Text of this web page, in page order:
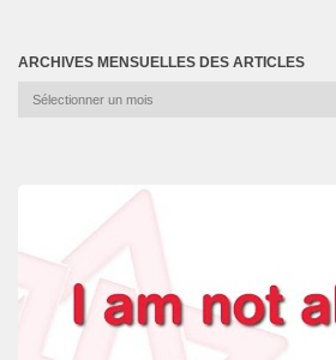
ARCHIVES MENSUELLES DES ARTICLES
Archives